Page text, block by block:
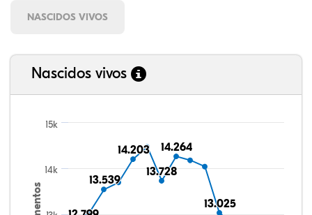
NASCIDOS VIVOS
Nascidos vivos
13.539
13.539
14.203
14.203
13.728
13.728
14.264
14.264
13.025
13.025
14k
15k